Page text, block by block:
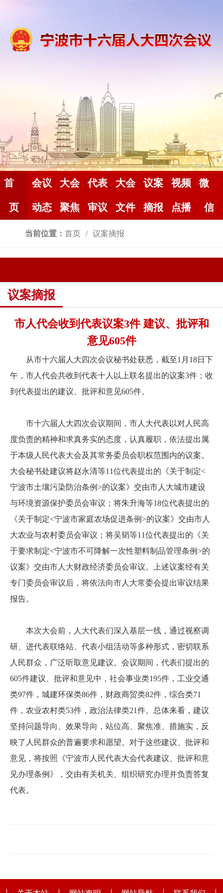
首
页
会议
动态
大会
聚焦
代表
审议
大会
文件
议案
摘报
视频
点播
微
信
当前位置： 首页 议案摘报
议案摘报
市人代会收到代表议案3件 建议、批评和
意见605件
从市十六届人大四次会议秘书处获悉，截至1月18日下
午，市人代会共收到代表十人以上联名提出的议案3件；收
到代表提出的建议、批评和意见605件。
市十六届人大四次会议期间，市人大代表以对人民高
度负责的精神和求真务实的态度，认真履职，依法提出属
于本级人民代表大会及其常务委员会职权范围内的议案。
大会秘书处建议将赵永清等11位代表提出的《关于制定<
宁波市土壤污染防治条例>的议案》交由市人大城市建设
与环境资源保护委员会审议；将朱升海等18位代表提出的
《关于制定<宁波市家庭农场促进条例>的议案》交由市人
大农业与农村委员会审议；将吴韬等11位代表提出的《关
于要求制定<宁波市不可降解一次性塑料制品管理条例>的
议案》交由市人大财政经济委员会审议。上述议案经有关
专门委员会审议后，将依法向市人大常委会提出审议结果
报告。
本次大会前，人大代表们深入基层一线，通过视察调
研、进代表联络站、代表小组活动等多种形式，密切联系
人民群众，广泛听取意见建议。会议期间，代表们提出的
605件建议、批评和意见中，社会事业类195件，工业交通
类97件，城建环保类86件，财政商贸类82件，综合类71
件，农业农村类53件，政治法律类21件。总体来看，建议
坚持问题导向、效果导向，站位高、聚焦准、措施实，反
映了人民群众的普遍要求和愿望。对于这些建议、批评和
意见，将按照《宁波市人民代表大会代表建议、批评和意
见办理条例》，交由有关机关、组织研究办理并负责答复
代表。